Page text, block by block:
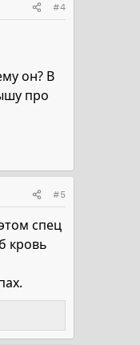
#4
он? В
про
#5
спец
кровь